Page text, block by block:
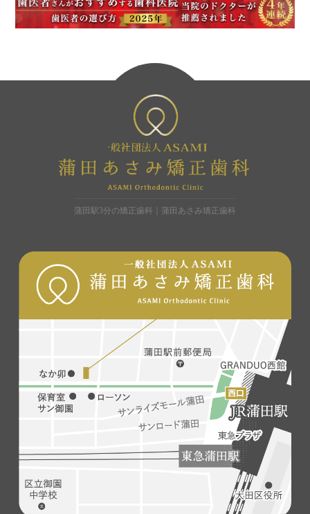
蒲田駅3分の矯正歯科｜蒲田あさみ矯正歯科